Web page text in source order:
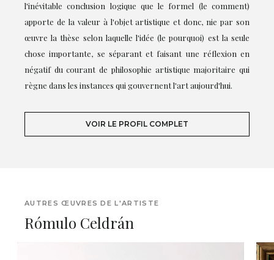
l'inévitable conclusion logique que le formel (le comment)
apporte de la valeur à l'objet artistique et donc, nie par son
œuvre la thèse selon laquelle l'idée (le pourquoi) est la seule
chose importante, se séparant et faisant une réflexion en
négatif du courant de philosophie artistique majoritaire qui
règne dans les instances qui gouvernent l'art aujourd'hui.
VOIR LE PROFIL COMPLET
AUTRES ŒUVRES DE L'ARTISTE
Rómulo Celdrán